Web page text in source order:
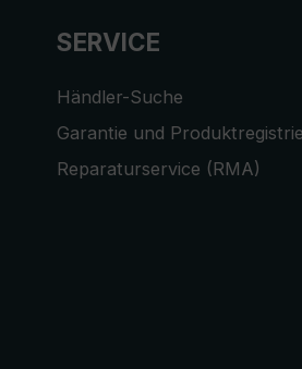
SERVICE
Händler-Suche
Garantie und
Reparaturservice (RMA)